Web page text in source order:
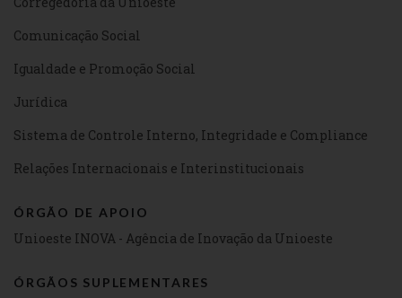
Comunicação Social
Igualdade e Promoção Social
Jurídica
Sistema de Controle Interno, Integridade e Compliance
Relações Internacionais e Interinstitucionais
ÓRGÃO DE APOIO
Unioeste INOVA - Agência de Inovação da Unioeste
ÓRGÃOS SUPLEMENTARES